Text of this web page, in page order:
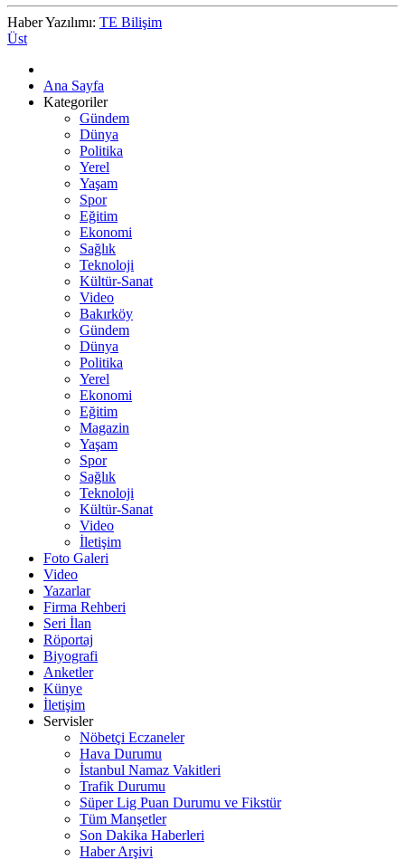
Haber Yazılımı: TE Bilişim
Üst
Ana Sayfa
Kategoriler
Gündem
Dünya
Politika
Yerel
Yaşam
Spor
Eğitim
Ekonomi
Sağlık
Teknoloji
Kültür-Sanat
Video
Bakırköy
Gündem
Dünya
Politika
Yerel
Ekonomi
Eğitim
Magazin
Yaşam
Spor
Sağlık
Teknoloji
Kültür-Sanat
Video
İletişim
Foto Galeri
Video
Yazarlar
Firma Rehberi
Seri İlan
Röportaj
Biyografi
Anketler
Künye
İletişim
Servisler
Nöbetçi Eczaneler
Hava Durumu
İstanbul Namaz Vakitleri
Trafik Durumu
Süper Lig Puan Durumu ve Fikstür
Tüm Manşetler
Son Dakika Haberleri
Haber Arşivi